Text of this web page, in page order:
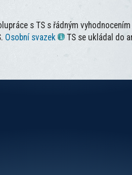
s TS s řádným
Osobní svazek TS se ukládal do